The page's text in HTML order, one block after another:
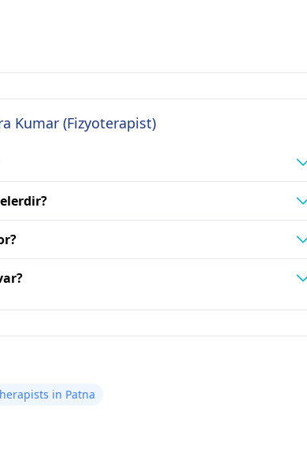
Kumar (Fizyoterapist)
in Patna